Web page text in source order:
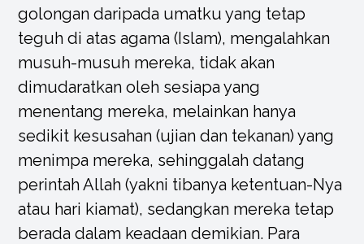
golongan daripada umatku yang tetap
teguh di atas agama (Islam), mengalahkan
musuh-musuh mereka, tidak akan
dimudaratkan oleh sesiapa yang
menentang mereka, melainkan hanya
sedikit kesusahan (ujian dan tekanan) yang
menimpa mereka, sehinggalah datang
perintah Allah (yakni tibanya ketentuan-Nya
atau hari kiamat), sedangkan mereka tetap
berada dalam keadaan demikian. Para